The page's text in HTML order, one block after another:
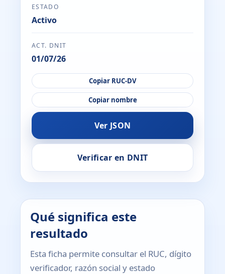
ESTADO
Activo
ACT. DNIT
01/07/26
Copiar RUC-DV
Copiar nombre
Ver JSON
Verificar en DNIT
Qué significa este
resultado
Esta ficha permite consultar el RUC, dígito
verificador, razón social y estado